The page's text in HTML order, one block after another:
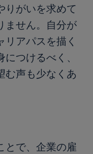
りがいを求めて
ません。自分が
アパスを描く
つけるべく、
む声も少なくあ
とで、企業の雇